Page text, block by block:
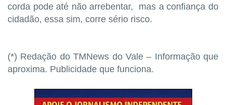
corda pode até não arrebentar, mas a confiança do
cidadão, essa sim, corre sério risco.
(*) Redação do TMNews do Vale – Informação que
aproxima. Publicidade que funciona.